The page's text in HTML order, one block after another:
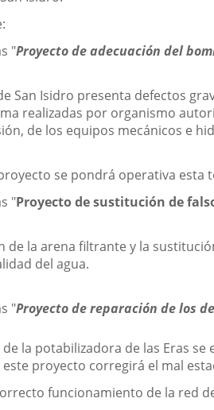
"Proyecto de adecuación del
San Isidro presenta defectos
realizadas por organismo
de los equipos mecánicos e
se pondrá operativa esta
"Proyecto de sustitución de
de la arena filtrante y la
del agua.
"Proyecto de reparación de los
la potabilizadora de las Eras
proyecto corregirá el mal
funcionamiento de la red